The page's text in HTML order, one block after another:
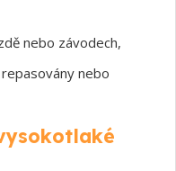
nebo závodech,
nebo